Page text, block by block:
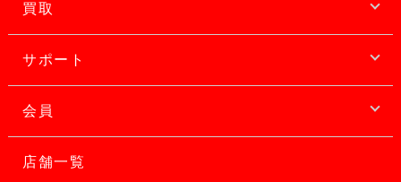
買取
サポート
会員
店舗一覧